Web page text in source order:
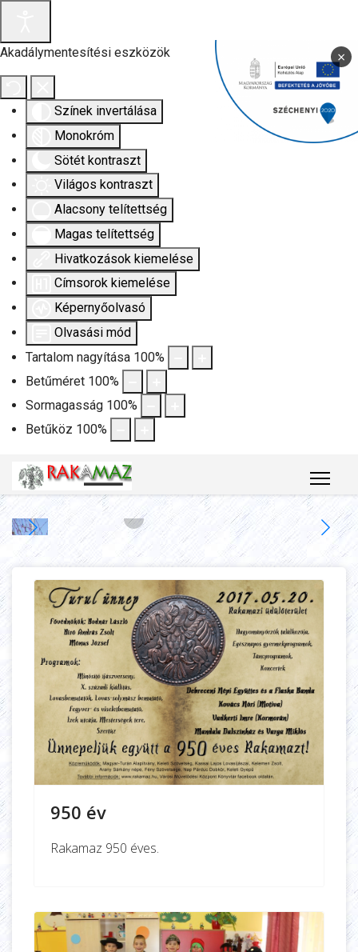
Akadálymentesítési eszközök
Színek invertálása
Monokróm
Sötét kontraszt
Világos kontraszt
Alacsony telítettség
Magas telítettség
Hivatkozások kiemelése
Címsorok kiemelése
Képernyőolvasó
Olvasási mód
Tartalom nagyítása 100%
Betűméret 100%
Sormagasság 100%
Betűköz 100%
×